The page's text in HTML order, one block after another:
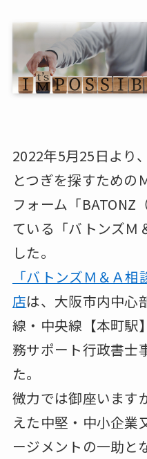
2022年5月25日より
とつぎを探すための
フォーム「BATONZ
ている「バトンズＭ
した。
「バトンズＭ＆Ａ
店は、大阪市内中心
線・中央線【本町駅
務サポート行政書士
た。
微力では御座います
えた中堅・中小企業
ージメントの一助と